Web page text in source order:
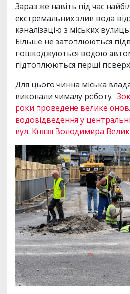
Зараз же навіть під час
екстремальних злив вода
каналізацію з міських
Більше не затоплюються
пошкоджуються водою
підтоплюються перші
Для цього чинна міська
виконали чималу роботу.
роки проведене велике
водовідведення у
вул. Князя Володимира